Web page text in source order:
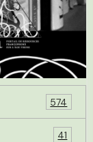
574
41